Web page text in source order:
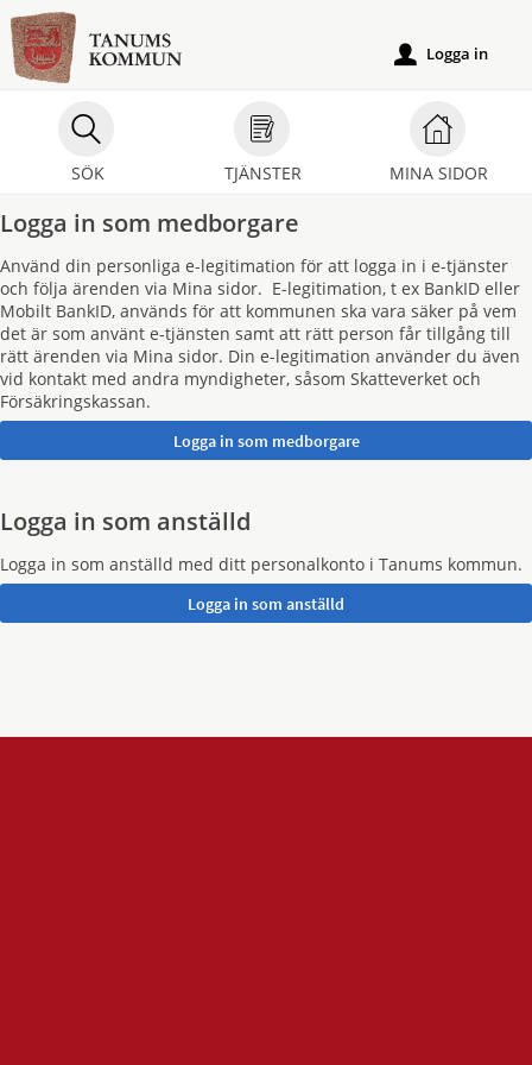
Välkommen
till
e-
tjänster
Tanums
kommun
SÖK TJÄNSTER MINA SIDOR
u Logga in
Logga in som medborgare
Använd din personliga e-legitimation för att logga in i e-tjänster
och följa ärenden via Mina sidor. E-legitimation, t ex BankID eller
Mobilt BankID, används för att kommunen ska vara säker på vem
det är som använt e-tjänsten samt att rätt person får tillgång till
rätt ärenden via Mina sidor. Din e-legitimation använder du även
vid kontakt med andra myndigheter, såsom Skatteverket och
Försäkringskassan.
Logga in som anställd
Logga in som anställd med ditt personalkonto i Tanums kommun.